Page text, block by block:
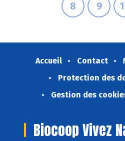
8
9
Accueil Contact
Protection des
Gestion des
Biocoop Vivez